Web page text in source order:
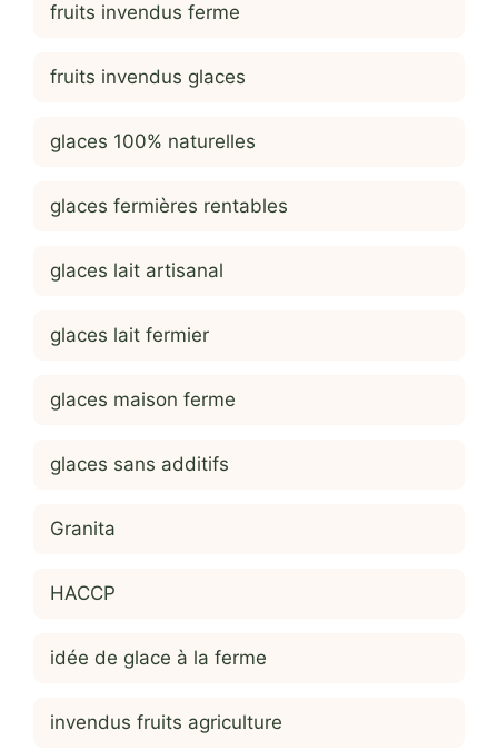
fruits invendus ferme
fruits invendus glaces
glaces 100% naturelles
glaces fermières rentables
glaces lait artisanal
glaces lait fermier
glaces maison ferme
glaces sans additifs
Granita
HACCP
idée de glace à la ferme
invendus fruits agriculture